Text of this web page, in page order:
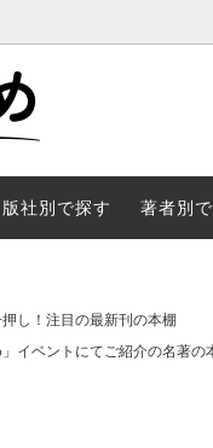
社別で探す 著者別
し！注目の最新刊の本棚
」イベントにてご紹介の名著の